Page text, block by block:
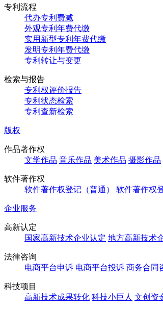
专利流程
代办专利费减
外观专利年费代缴
实用新型专利年费代缴
发明专利年费代缴
专利转让与变更
检索与报告
专利权评价报告
专利状态检索
专利查新检索
版权
作品著作权
文学作品 音乐作品 美术作品 摄影作品
软件著作权
软件著作权登记（普通）
软件著作权
企业服务
高新认定
国家高新技术企业认定 地方高新技术
法律咨询
电商平台申诉 电商平台投诉 商务合同
科技项目
高新技术成果转化 科技小巨人 文创资